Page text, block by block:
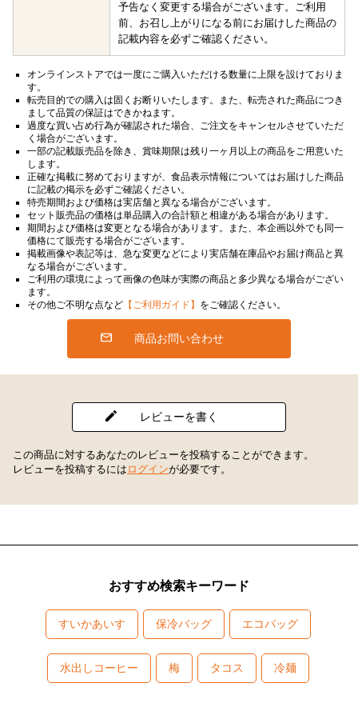
予告なく変更する場合がございます。ご利用
前、お召し上がりになる前にお届けした商品の
記載内容を必ずご確認ください。
オンラインストアでは一度にご購入いただける数量に上限を設けておりま
す。
転売目的での購入は固くお断りいたします。また、転売された商品につき
まして品質の保証はできかねます。
過度な買い占め行為が確認された場合、ご注文をキャンセルさせていただ
く場合がございます。
一部の記載販売品を除き、賞味期限は残り一ヶ月以上の商品をご用意いた
します。
正確な掲載に努めておりますが、食品表示情報についてはお届けした商品
に記載の掲示を必ずご確認ください。
特売期間および価格は実店舗と異なる場合がございます。
セット販売品の価格は単品購入の合計額と相違がある場合があります。
期間および価格は変更となる場合があります。また、本企画以外でも同一
価格にて販売する場合がございます。
掲載画像や表記等は、急な変更などにより実店舗在庫品やお届け商品と異
なる場合がございます。
ご利用の環境によって画像の色味が実際の商品と多少異なる場合がござい
ます。
その他ご不明な点など 【ご利用ガイド】 をご確認ください。
商品お問い合わせ
レビューを書く
この商品に対するあなたのレビューを投稿することができます。
レビューを投稿するには ログインが必要です。
おすすめ検索キーワード
すいかあいす 保冷バッグ エコバッグ
水出しコーヒー 梅 タコス 冷麺